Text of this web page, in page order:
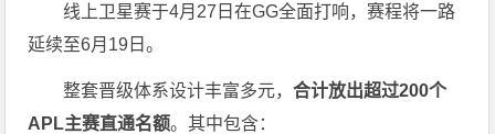
线上卫星赛于4月27日在GG全面打响，赛程将一路
延续至6月19日。
整套晋级体系设计丰富多元，合计放出超过200个
APL主赛直通名额。其中包含：